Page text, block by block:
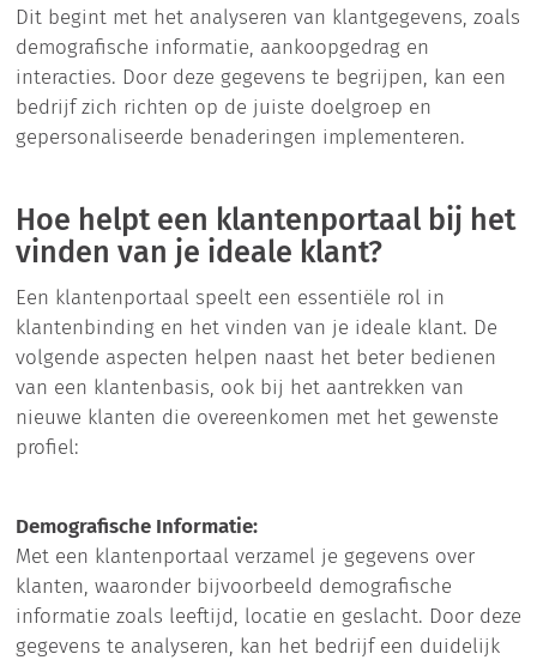
Dit begint met het analyseren van klantgegevens, zoals
demografische informatie, aankoopgedrag en
interacties. Door deze gegevens te begrijpen, kan een
bedrijf zich richten op de juiste doelgroep en
gepersonaliseerde benaderingen implementeren.
Hoe helpt een klantenportaal bij het
vinden van je ideale klant?
Een klantenportaal speelt een essentiële rol in
klantenbinding en het vinden van je ideale klant. De
volgende aspecten helpen naast het beter bedienen
van een klantenbasis, ook bij het aantrekken van
nieuwe klanten die overeenkomen met het gewenste
profiel:
Demografische Informatie:
Met een klantenportaal verzamel je gegevens over
klanten, waaronder bijvoorbeeld demografische
informatie zoals leeftijd, locatie en geslacht. Door deze
gegevens te analyseren, kan het bedrijf een duidelijk